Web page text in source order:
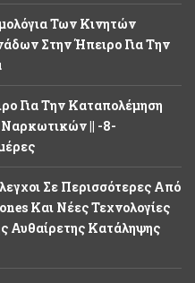
Των Κινητών
Στην Ήπειρο Για Την
Για Την Καταπολέμηση
|| -8-
Σε Περισσότερες Από
Και Νέες Τεχνολογίες
Αυθαίρετης Κατάληψης